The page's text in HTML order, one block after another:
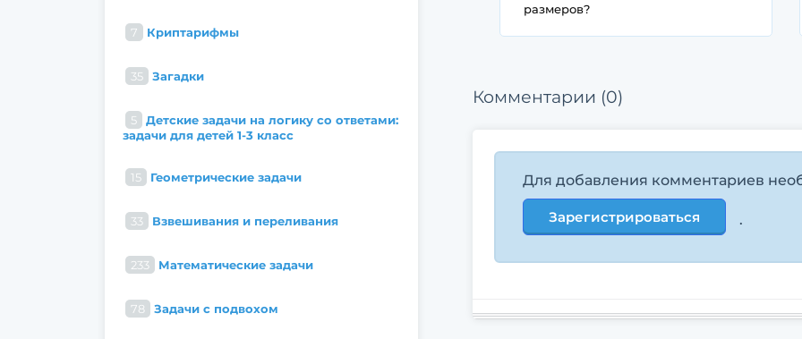
7 Криптарифмы
35 Загадки
5
Детские задачи на логику со ответами:
задачи для детей 1-3 класс
15 Геометрические задачи
33 Взвешивания и переливания
233 Математические задачи
78 Задачи с подвохом
размеров?
стороны треугольников не равны
Комментарии (0)
Для добавления комментариев
Зарегистрироваться .